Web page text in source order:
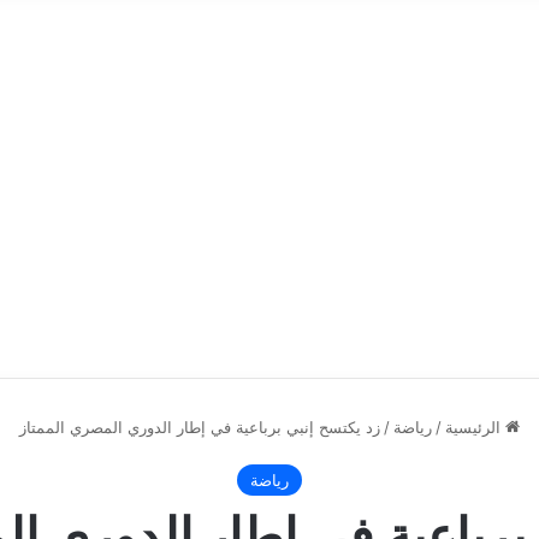
الرئيسية / رياضة / زد يكتسح إنبي برباعية في إطار الدوري المصري الممتاز
رياضة